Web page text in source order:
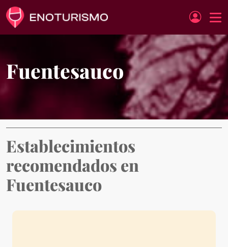
Pasar al contenido principal
Fuentesauco
Establecimientos
recomendados en
Fuentesauco